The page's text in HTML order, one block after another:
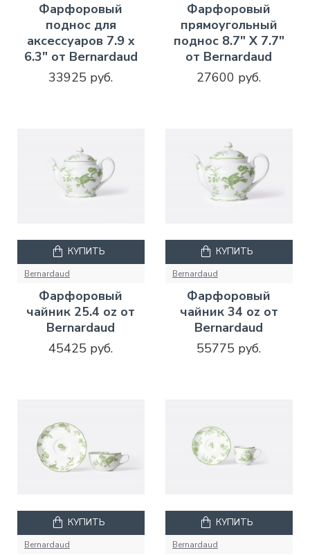
Фарфоровый
поднос для
аксессуаров 7.9 x
6.3" от Bernardaud
33925 руб.
Фарфоровый
прямоугольный
поднос 8.7" X 7.7"
от Bernardaud
27600 руб.
Bernardaud
Фарфоровый
чайник 25.4 oz от
Bernardaud
45425 руб.
КУПИТЬ
Bernardaud
Фарфоровый
чайник 34 oz от
Bernardaud
55775 руб.
КУПИТЬ
Bernardaud
КУПИТЬ
Bernardaud
КУПИТЬ